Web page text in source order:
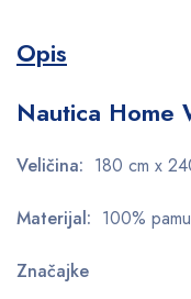
Opis
Nautica Home
Veličina: 180 cm x
Materijal: 100%
Značajke